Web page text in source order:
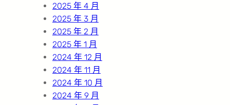
2025 年 4 月
2025 年 3 月
2025 年 2 月
2025 年 1 月
2024 年 12 月
2024 年 11 月
2024 年 10 月
2024 年 9 月